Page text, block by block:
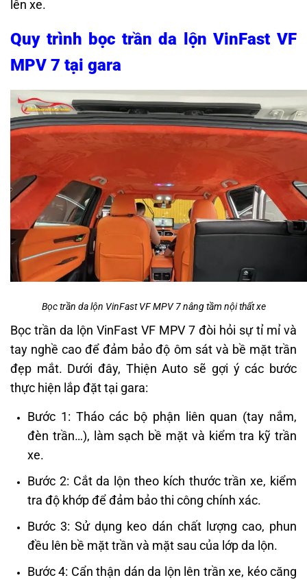
lên xe.
Quy trình bọc trần da lộn VinFast VF
MPV 7 tại gara
Bọc trần da lộn VinFast VF MPV 7 nâng tầm nội thất xe
Bọc trần da lộn VinFast VF MPV 7 đòi hỏi sự tỉ mỉ và
tay nghề cao để đảm bảo độ ôm sát và bề mặt trần
đẹp mắt. Dưới đây, Thiện Auto sẽ gợi ý các bước
thực hiện lắp đặt tại gara:
Bước 1: Tháo các bộ phận liên quan (tay nắm,
đèn trần…), làm sạch bề mặt và kiểm tra kỹ trần
xe.
Bước 2: Cắt da lộn theo kích thước trần xe, kiểm
tra độ khớp để đảm bảo thi công chính xác.
Bước 3: Sử dụng keo dán chất lượng cao, phun
đều lên bề mặt trần và mặt sau của lớp da lộn.
Bước 4: Cẩn thận dán da lộn lên trần xe, kéo căng